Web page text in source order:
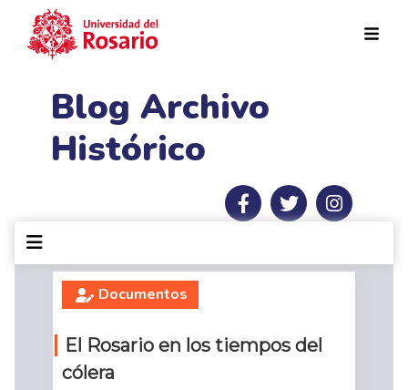
Blog Archivo
Histórico
Documentos
El Rosario en los tiempos del
cólera